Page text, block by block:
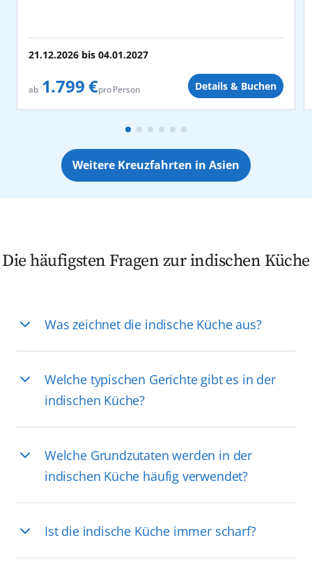
21.12.2026 bis 04.01.2027
ab 1.799 €pro Person Details & Buchen
Weitere Kreuzfahrten in Asien
Die häufigsten Fragen zur indischen Küche
Was zeichnet die indische Küche aus?
Welche typischen Gerichte gibt es in der
indischen Küche?
Welche Grundzutaten werden in der
indischen Küche häufig verwendet?
Ist die indische Küche immer scharf?